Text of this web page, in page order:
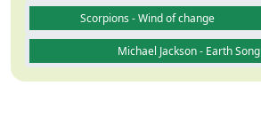
Scorpions - Wind of change
Michael Jackson - Earth Song